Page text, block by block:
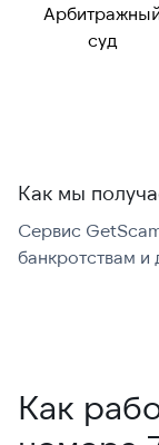
Можно набрать
международно:
суд
Как мы
Сервис
банкротствам и
Как